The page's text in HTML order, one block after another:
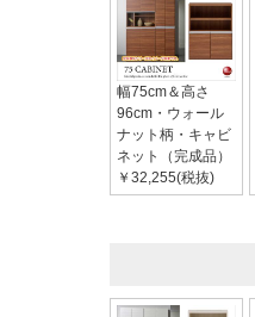
幅75cm＆高さ
96cm・ウォール
ナット柄・キャビ
ネット（完成品）
￥32,255(税抜)